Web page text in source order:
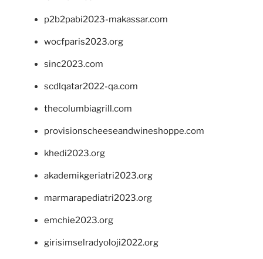
p2b2pabi2023-makassar.com
wocfparis2023.org
sinc2023.com
scdlqatar2022-qa.com
thecolumbiagrill.com
provisionscheeseandwineshoppe.com
khedi2023.org
akademikgeriatri2023.org
marmarapediatri2023.org
emchie2023.org
girisimselradyoloji2022.org